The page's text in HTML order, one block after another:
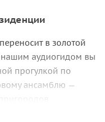
в золотой
аудиогидом вы
прогулкой по
ансамблю —